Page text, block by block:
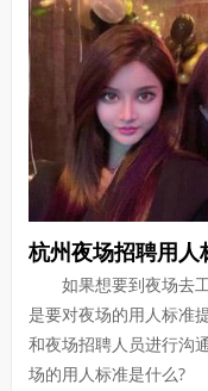
杭州夜场招聘用人
如果想要到夜场去工
是要对夜场的用人标准
和夜场招聘人员进行沟
场的用人标准是什么